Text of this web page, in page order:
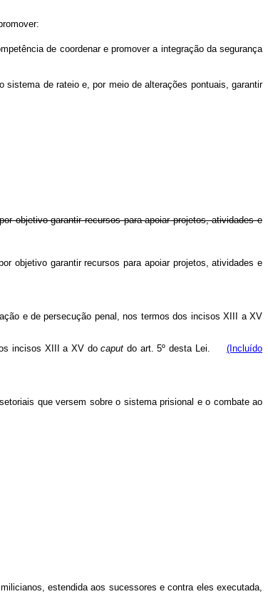
de coordenar e promover a integração da segurança
sistema de rateio e, por meio de alterações pontuais, garantir
objetivo garantir recursos para apoiar projetos, atividades e
objetivo garantir recursos para apoiar projetos, atividades e
e de persecução penal, nos termos dos incisos XIII a XV
incisos XIII a XV docaput do art. 5º desta Lei.(Incluído
que versem sobre o sistema prisional e o combate ao
estendida aos sucessores e contra eles executada,